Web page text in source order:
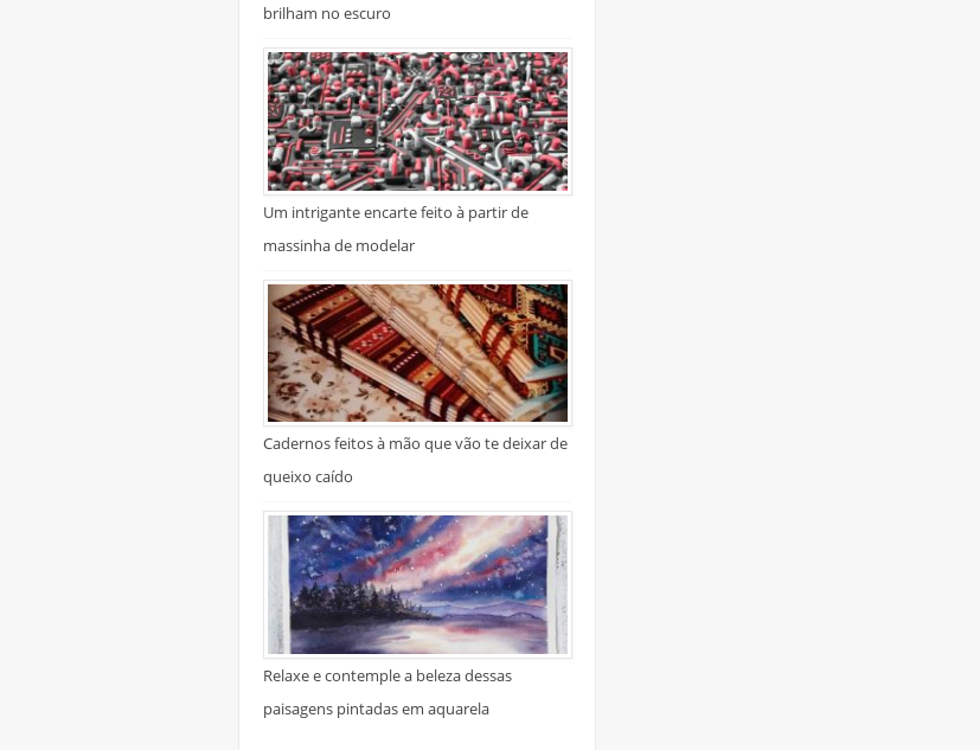
brilham no escuro
Um intrigante encarte feito à partir de
massinha de modelar
Cadernos feitos à mão que vão te deixar de
queixo caído
Relaxe e contemple a beleza dessas
paisagens pintadas em aquarela